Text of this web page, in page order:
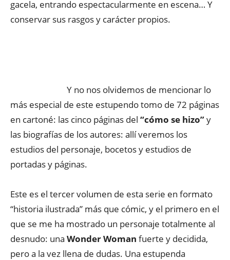
gacela, entrando espectacularmente en escena… Y
conservar sus rasgos y carácter propios.
Y no nos olvidemos de mencionar lo
más especial de este estupendo tomo de 72 páginas
en cartoné: las cinco páginas del “cómo se hizo”y
las biografías de los autores: allí veremos los
estudios del personaje, bocetos y estudios de
portadas y páginas.
Este es el tercer volumen de esta serie en formato
“historia ilustrada” más que cómic, y el primero en el
que se me ha mostrado un personaje totalmente al
desnudo: una Wonder Woman fuerte y decidida,
pero a la vez llena de dudas. Una estupenda